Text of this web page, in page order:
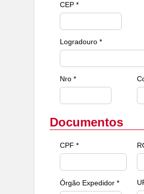
CEP *
Logradouro *
Nro *
Documentos
CPF *
Órgão Expedidor *